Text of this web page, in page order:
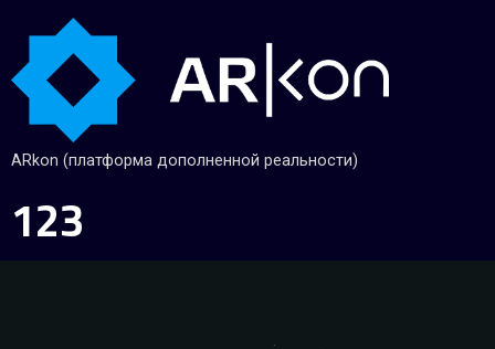
ARkon (платформа дополненной реальности)
123